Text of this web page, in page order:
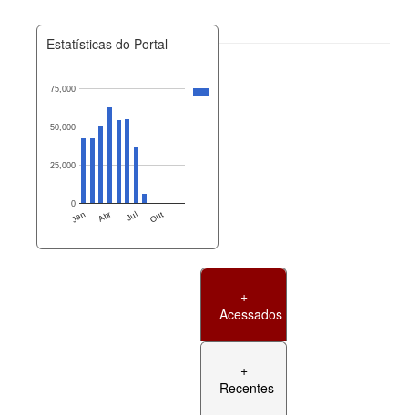
Estatísticas do Portal
Jan Abr Jul Out
0
25,000
50,000
75,000
+
Acessados
+
Recentes